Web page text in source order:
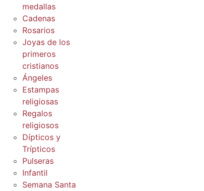
medallas
Cadenas
Rosarios
Joyas de los
primeros
cristianos
Ángeles
Estampas
religiosas
Regalos
religiosos
Dípticos y
Trípticos
Pulseras
Infantil
Semana Santa